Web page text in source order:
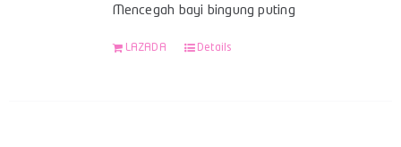
Mencegah bayi bingung puting
LAZADA Details